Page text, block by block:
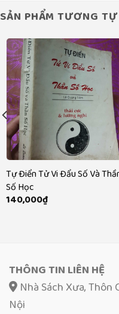
SẢN PHẨM TƯƠNG TỰ
Tự Điển Tử Vi Đẩu Số Và
Số Học
140,000₫
THÔNG TIN LIÊN HỆ
Nhà Sách Xưa,
Nội